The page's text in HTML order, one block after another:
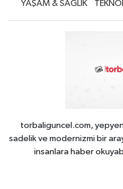
YAŞAM & SAĞLIK
torbaliguncel.com,
sadelik ve modernizmi bir
insanlara haber